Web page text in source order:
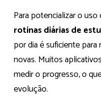
Para potencializar o
rotinas diárias de
por dia é suficiente para
novas. Muitos
medir o progresso, o
evolução.